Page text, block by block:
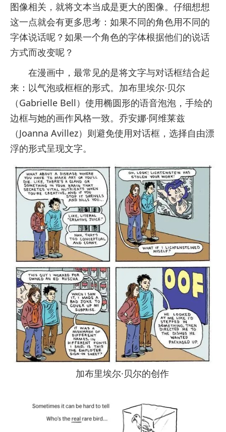
图像相关，就将文本当成是更大的图像。仔细想想
这一点就会有更多思考：如果不同的角色用不同的
字体说话呢？如果一个角色的字体根据他们的说话
方式而改变呢？
在漫画中，最常见的是将文字与对话框结合起
来：以气泡或框框的形式。加布里埃尔·贝尔
（Gabrielle Bell）使用椭圆形的语音泡泡，手绘的
边框与她的画作风格一致。乔安娜·阿维莱兹
（Joanna Avillez）则避免使用对话框，选择自由漂
浮的形式呈现文字。
加布里埃尔·贝尔的创作